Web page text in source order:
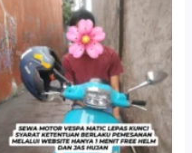
Antar Jemput Kendaraan